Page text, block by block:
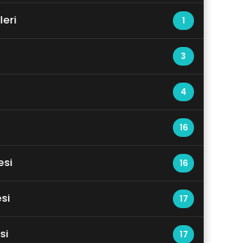
1
3
4
16
16
17
17